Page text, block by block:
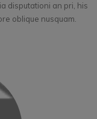
disputationi an pri, his
oblique nusquam.